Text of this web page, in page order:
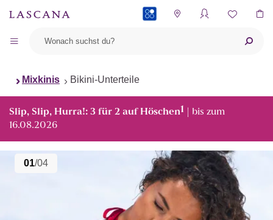
Mixkinis Bikini-Unterteile
Slip, Slip, Hurra!: 3 für 2 auf Höschen1 | bis zum
16.08.2026
01/04